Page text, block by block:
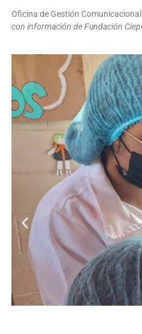
Oficina de Gestión
con información de Fundación